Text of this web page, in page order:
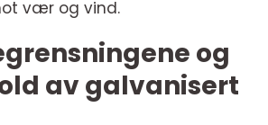
vær og vind.
og
av galvanisert